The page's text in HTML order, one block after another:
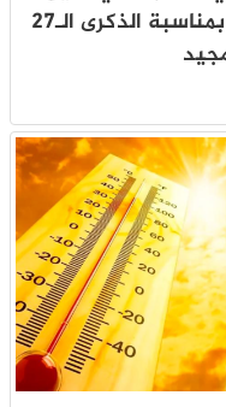
يعطي انطلاقة مشاريع تنموية بمناسبة الذكرى الـ27